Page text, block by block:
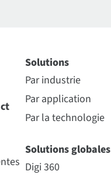
Solutions
Par industrie
Par application
Par la technologie
Solutions globales
Digi 360